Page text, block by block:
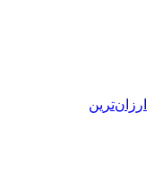
ارزان‌ترین